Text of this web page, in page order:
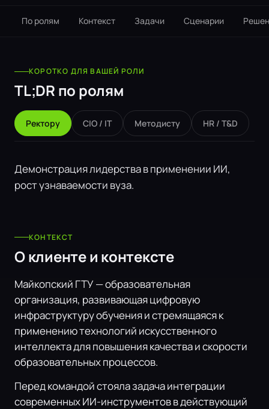
По ролям Контекст Задачи Сценарии
КОРОТКО ДЛЯ ВАШЕЙ РОЛИ
TL;DR по ролям
Ректору CIO / IT Методисту HR / T&D
Демонстрация лидерства в применении ИИ,
рост узнаваемости вуза.
КОНТЕКСТ
О клиенте и контексте
Майкопский ГТУ — образовательная
организация, развивающая цифровую
инфраструктуру обучения и стремящаяся к
применению технологий искусственного
интеллекта для повышения качества и скорости
образовательных процессов.
Перед командой стояла задача интеграции
современных ИИ-инструментов в действующий